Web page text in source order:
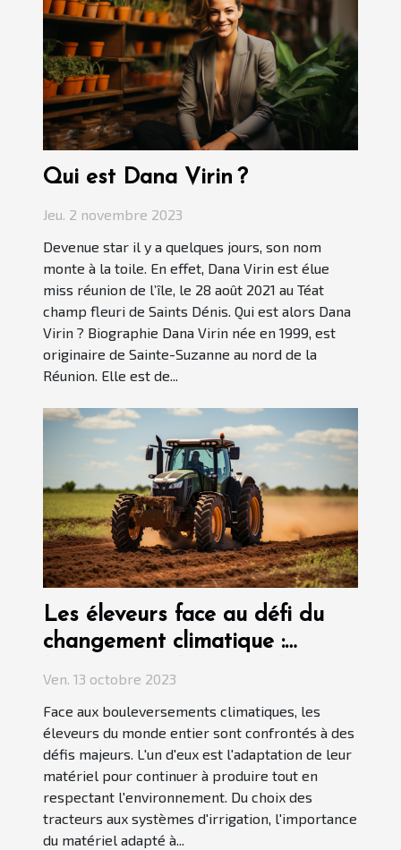
Qui est Dana Virin ?
Jeu. 2 novembre 2023
Devenue star il y a quelques jours, son nom
monte à la toile. En effet, Dana Virin est élue
miss réunion de l’île, le 28 août 2021 au Téat
champ fleuri de Saints Dénis. Qui est alors Dana
Virin ? Biographie Dana Virin née en 1999, est
originaire de Sainte-Suzanne au nord de la
Réunion. Elle est de...
Les éleveurs face au défi du
changement climatique :
l'importance du matériel
Ven. 13 octobre 2023
Face aux bouleversements climatiques, les
éleveurs du monde entier sont confrontés à des
défis majeurs. L'un d'eux est l'adaptation de leur
matériel pour continuer à produire tout en
respectant l'environnement. Du choix des
tracteurs aux systèmes d'irrigation, l'importance
du matériel adapté à...